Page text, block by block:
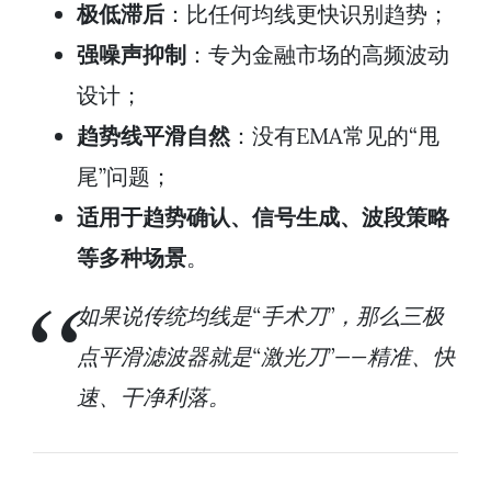
极低滞后 ：比任何均线更快识别趋势；
强噪声抑制 ：专为金融市场的高频波动
设计；
趋势线平滑自然：没有EMA常见的“甩
尾”问题；
适用于趋势确认、信号生成、波段策略
等多种场景。
如果说传统均线是“手术刀”，那么三极
点平滑滤波器就是“激光刀”——精准、快
速、干净利落。